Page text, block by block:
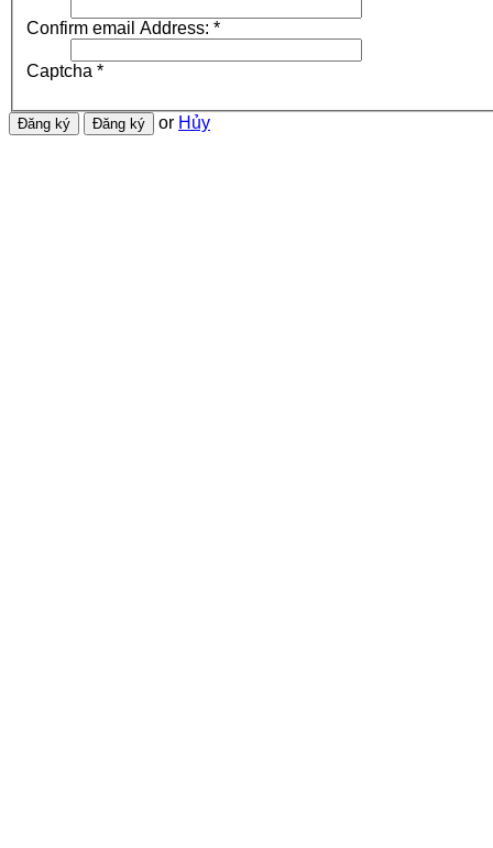
Confirm email Address: *
Captcha *
or Hủy